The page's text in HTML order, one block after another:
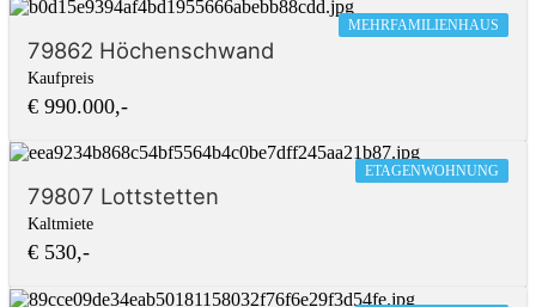
MEHRFAMILIENHAUS
79862 Höchenschwand
Kaufpreis
€ 990.000,-
ETAGENWOHNUNG
79807 Lottstetten
Kaltmiete
€ 530,-